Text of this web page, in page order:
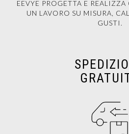
EEVYE PROGETTA E
UN LAVORO SU MISURA,
GUSTI.